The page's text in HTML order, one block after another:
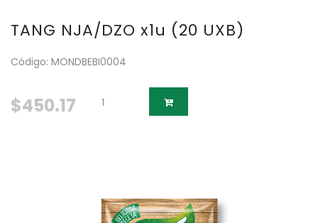
TANG NJA/DZO x1u (20 UXB)
Código: MONDBEBI0004
$450.17